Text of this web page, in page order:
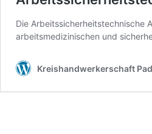
Die Arbeitssicherheitstechnische
arbeitsmedizinischen und
Kreishandwerkerschaft